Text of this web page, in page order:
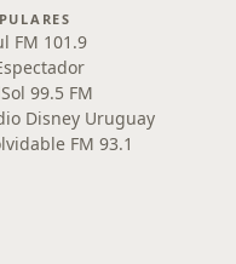
FM 101.9
99.5 FM
Disney Uruguay
FM 93.1